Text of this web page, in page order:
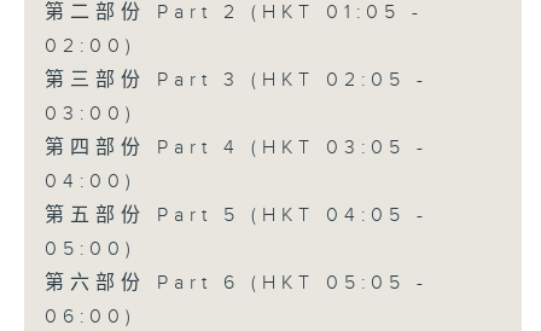
第二部份 Part 2 (HKT 01:05 -
02:00)
第三部份 Part 3 (HKT 02:05 -
03:00)
第四部份 Part 4 (HKT 03:05 -
04:00)
第五部份 Part 5 (HKT 04:05 -
05:00)
第六部份 Part 6 (HKT 05:05 -
06:00)